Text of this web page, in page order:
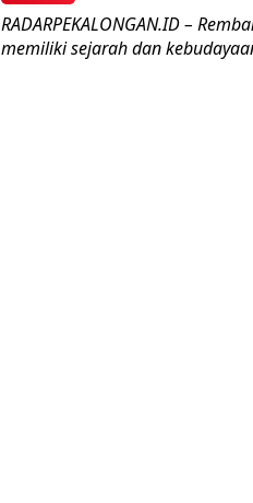
RADARPEKALONGAN.ID –
memiliki sejarah dan